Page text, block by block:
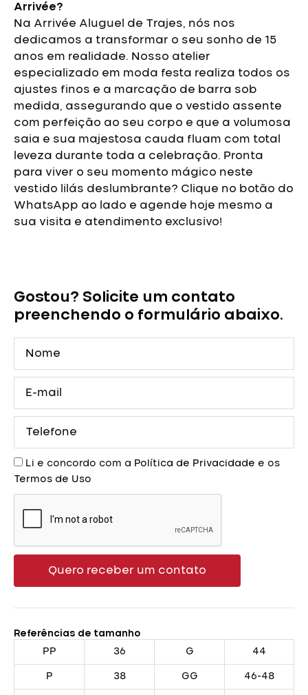
Arrivée?
Na Arrivée Aluguel de Trajes, nós nos
dedicamos a transformar o seu sonho de 15
anos em realidade. Nosso atelier
especializado em moda festa realiza todos os
ajustes finos e a marcação de barra sob
medida, assegurando que o vestido assente
com perfeição ao seu corpo e que a volumosa
saia e sua majestosa cauda fluam com total
leveza durante toda a celebração. Pronta
para viver o seu momento mágico neste
vestido lilás deslumbrante? Clique no botão do
WhatsApp ao lado e agende hoje mesmo a
sua visita e atendimento exclusivo!
Lilás
Princesa
com
Capa
quantidade
Gostou? Solicite um contato
preenchendo o formulário abaixo.
mail
AceiteLi e concordo com a Política de Privacidade e os
Termos de Uso
Quero receber um contato
Referências de tamanho
PP
36 G 44
P 38 GG 46-48